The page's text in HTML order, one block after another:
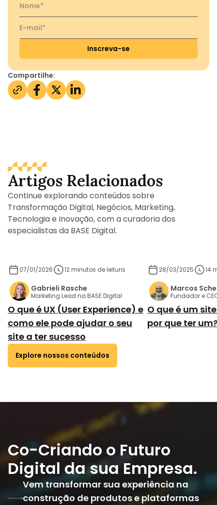
Inscreva-se
Compartilhe:
Artigos Relacionados
Continue explorando conteúdos sobre
Transformação Digital, Negócios, Marketing,
Tecnologia e Inovação, com a curadoria dos
especialistas da BASE Digital.
07/01/2026 12 minutos de leitura
Gabrieli Rasche
Marketing Lead na BASE Digital
O que é UX (User Experience) e
como ele pode ajudar o seu
site a ter sucesso
28/03/2025 14
Marcos
Fundador e
O que é um
por que ter
Explore nossos conteúdos
Co-Criando o Futuro
Digital da sua Empresa.
Vem transformar sua experiência na
construção de produtos e plataformas